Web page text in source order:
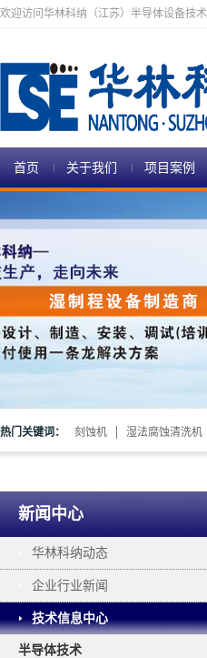
欢迎访问华林科纳（江苏）半导体设备技
首页 关于我们 项目案例
热门关键词： 刻蚀机 湿法腐蚀清洗机
新闻中心
华林科纳动态
企业行业新闻
技术信息中心
半导体技术